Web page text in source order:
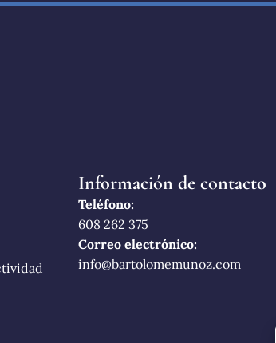
Información de contacto
Teléfono:
608 262 375
Correo electrónico:
info@bartolomemunoz.com